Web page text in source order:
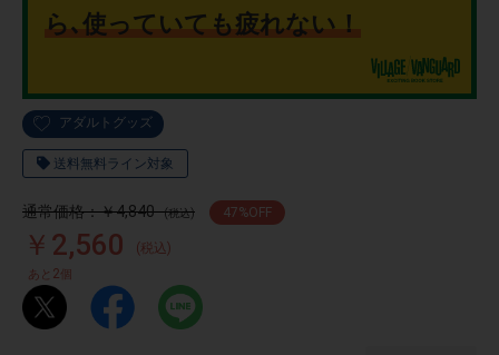
アダルトグッズ
送料無料ライン対象
ら､使っていても疲れない！
通常価格：￥4,840 (税込) 47%OFF
￥2,560 (税込)
あと 2個